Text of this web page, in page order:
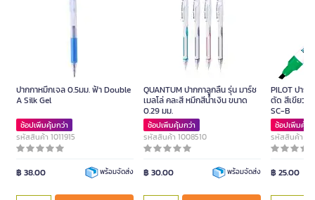
ปากกาหมึกเจล 0.5มม. ฟ้า Double
A Silk Gel
ช้อปเพิ่มคุ้มกว่า
รหัสสินค้า 1011915
฿ 38.00 พร้อมจัดส่ง
QUANTUM ปากกาลูกลื่น รุ่น มาร์ช
เมลโล่ คละสี หมึกสีน้ำเงิน ขนาด
0.29 มม.
ช้อปเพิ่มคุ้มกว่า
รหัสสินค้า 1008510
฿ 30.00 พร้อมจัดส่ง
PILOT ปาก
ตัด สีเขียว ข
SC-B
ช้อปเพิ่มคุ้ม
รหัสสินค้า
฿ 25.00